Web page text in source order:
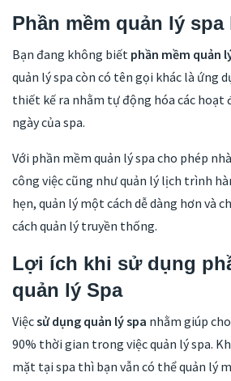
Phần mềm quản lý spa
Bạn đang không biết phần mềm quản
quản lý spa còn có tên gọi khác là ứng
thiết kế ra nhằm tự động hóa các hoạt
ngày của spa.
Với phần mềm quản lý spa cho phép
công việc cũng như quản lý lịch trình
hẹn, quản lý một cách dễ dàng hơn và
cách quản lý truyền thống.
Lợi ích khi sử dụng
quản lý Spa
Việcsử dụng quản lý spa nhằm giúp
90% thời gian trong việc quản lý spa.
mặt tại spa thì bạn vẫn có thể quản lý